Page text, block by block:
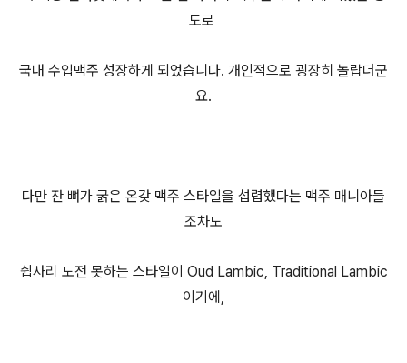
도로
국내 수입맥주 성장하게 되었습니다. 개인적으로 굉장히 놀랍더군
요.
다만 잔 뼈가 굵은 온갖 맥주 스타일을 섭렵했다는 맥주 매니아들
조차도
쉽사리 도전 못하는 스타일이 Oud Lambic, Traditional Lambic
이기에,